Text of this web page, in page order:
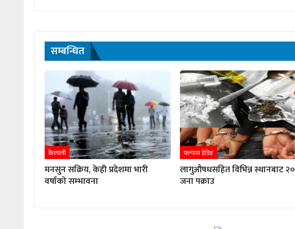
सम्बन्धित
कैलाली
मनसुन सक्रिय, केही प्रदेशमा भारी
वर्षाको सम्भावना
फ्ल्यास हेडिङ
लागुऔषधसहित विभिन्न स्थानबाट २०
जना पक्राउ